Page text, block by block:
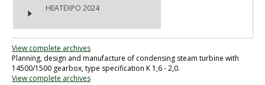
HEATEXPO 2024
View complete archives
Planning, design and manufacture of condensing steam turbine with
14500/1500 gearbox, type specification K 1,6 - 2,0.
View complete archives